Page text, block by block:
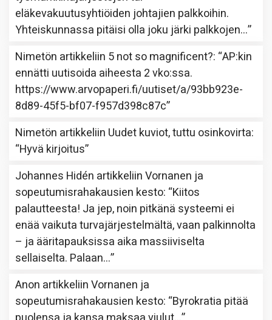
eläkevakuutusyhtiöiden johtajien palkkoihin.
Yhteiskunnassa pitäisi olla joku järki palkkojen…”
Nimetön artikkeliin 5 not so magnificent?: “AP:kin
ennätti uutisoida aiheesta 2 vko:ssa.
https://www.arvopaperi.fi/uutiset/a/93bb923e-
8d89-45f5-bf07-f957d398c87c”
Nimetön artikkeliin Uudet kuviot, tuttu osinkovirta:
“Hyvä kirjoitus”
Johannes Hidén artikkeliinVornanen ja
sopeutumisrahakausien kesto: “Kiitos
palautteesta! Ja jep, noin pitkänä systeemi ei
enää vaikuta turvajärjestelmältä, vaan palkinnolta
– ja ääritapauksissa aika massiiviselta
sellaiselta. Palaan…”
Anon artikkeliinVornanen ja
sopeutumisrahakausien kesto: “Byrokratia pitää